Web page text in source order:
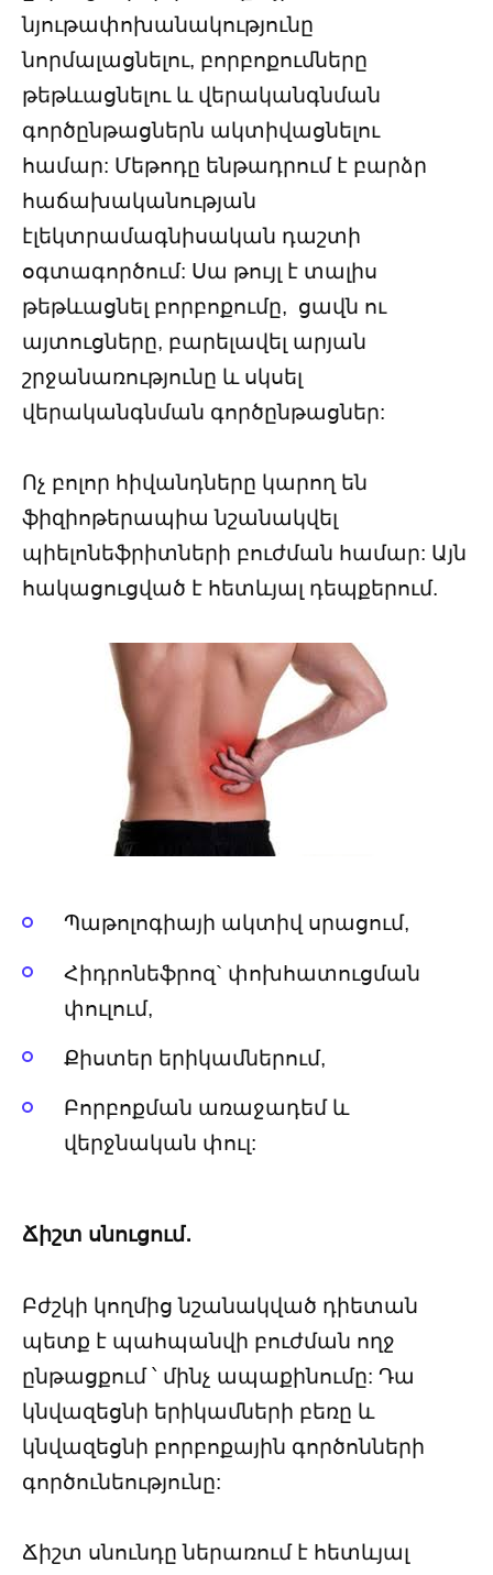
նյութափոխանակությունը
նորմալացնելու, բորբոքումները
թեթևացնելու և վերականգնման
գործընթացներն ակտիվացնելու
համար: Մեթոդը ենթադրում է բարձր
հաճախականության
էլեկտրամագնիսական դաշտի
օգտագործում: Սա թույլ է տալիս
թեթևացնել բորբոքումը, ցավն ու
այտուցները, բարելավել արյան
շրջանառությունը և սկսել
վերականգնման գործընթացներ:
Ոչ բոլոր հիվանդները կարող են
ֆիզիոթերապիա նշանակվել
պիելոնեֆրիտների բուժման համար: Այն
հակացուցված է հետևյալ դեպքերում.
Պաթոլոգիայի ակտիվ սրացում,
Հիդրոնեֆրոզ` փոխհատուցման
փուլում,
Քիստեր երիկամներում,
Բորբոքման առաջադեմ և
վերջնական փուլ:
Ճիշտ սնուցում․
Բժշկի կողմից նշանակված դիետան
պետք է պահպանվի բուժման ողջ
ընթացքում ՝ մինչ ապաքինումը: Դա
կնվազեցնի երիկամների բեռը և
կնվազեցնի բորբոքային գործոնների
գործունեությունը:
Ճիշտ սնունդը ներառում է հետևյալ